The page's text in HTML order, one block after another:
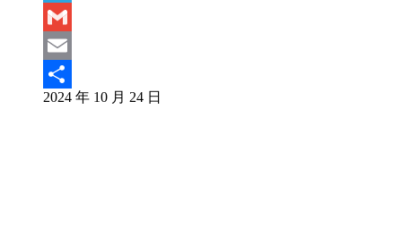
Telegram
Gmail
Email
分
2024 年 10 月 24 日